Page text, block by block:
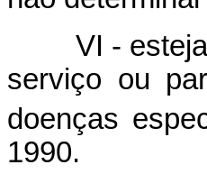
VI -
serviço ou
doenças
1990.